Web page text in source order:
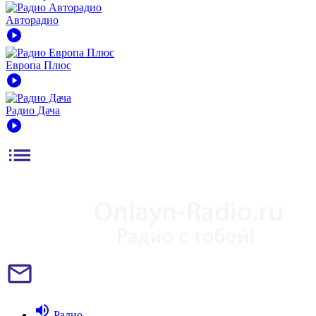
Авторадио
play_circle
Европа Плюс
play_circle
Радио Дача
play_circle
list
mail_outline
volume_up